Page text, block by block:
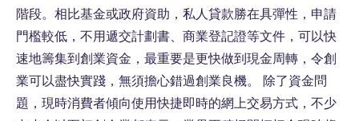
階段。相比基金或政府資助，私人貸款勝在具彈性，申請
門檻較低，不用遞交計劃書、商業登記證等文件，可以快
速地籌集到創業資金，最重要是更快做到現金周轉，令創
業可以盡快實踐，無須擔心錯過創業良機。 除了資金問
題，現時消費者傾向使用快捷即時的網上交易方式，不少